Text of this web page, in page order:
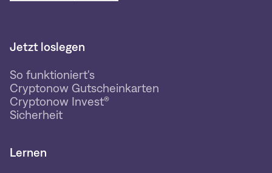
Jetzt loslegen
So funktioniert's
Cryptonow Gutscheinkarten
Cryptonow Invest®
Sicherheit
Lernen